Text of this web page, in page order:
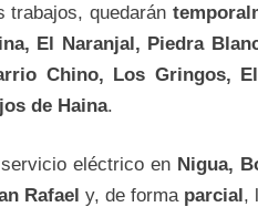
trabajos, quedarán
El Naranjal, Piedra
Chino, Los Gringos,
de Haina.
eléctrico en Nigua,
Rafael y, de forma parcial,